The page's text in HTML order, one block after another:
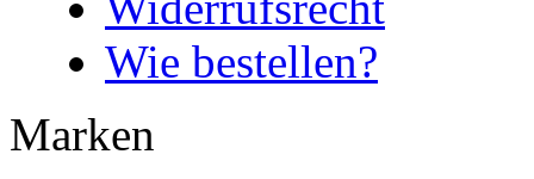
Wie bestellen?
Marken